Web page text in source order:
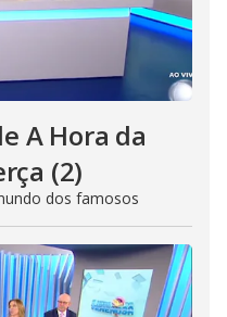
A Hora da
(2)
dos famosos